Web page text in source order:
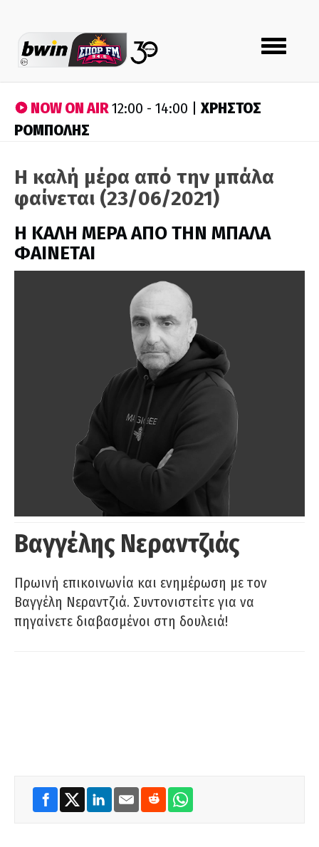
Toggle
navigation
NOW ON AIR12:00 - 14:00 | ΧΡΗΣΤΟΣ
ΡΟΜΠΟΛΗΣ
Η καλή μέρα από την μπάλα
φαίνεται (23/06/2021)
H ΚΑΛΗ ΜΕΡΑ ΑΠΟ ΤΗΝ ΜΠΑΛΑ
ΦΑΙΝΕΤΑΙ
Βαγγέλης Νεραντζιάς
Πρωινή επικοινωνία και ενημέρωση με τον
Βαγγέλη Νεραντζιά. Συντονιστείτε για να
πηγαίνετε διαβασμένοι στη δουλειά!